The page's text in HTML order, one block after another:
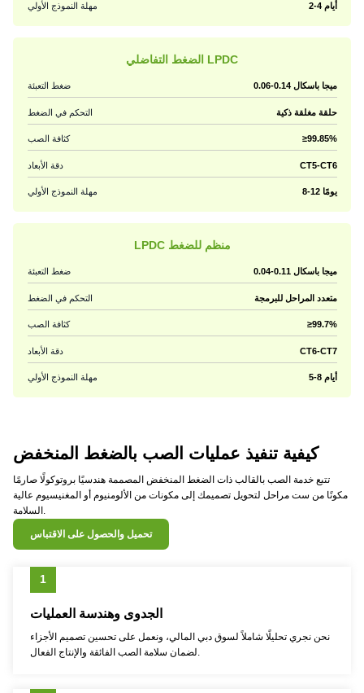
مهلة النموذج الأولي 2-4 أيام
الضغط التفاضلي LPDC
ضغط التعبئة 0.06-0.14 ميجا باسكال
التحكم في الضغط حلقة مغلقة ذكية
كثافة الصب ≥99.85%
دقة الأبعاد CT5-CT6
مهلة النموذج الأولي 8-12 يومًا
LPDC منظم للضغط
ضغط التعبئة 0.04-0.11 ميجا باسكال
التحكم في الضغط متعدد المراحل للبرمجة
كثافة الصب ≥99.7%
دقة الأبعاد CT6-CT7
مهلة النموذج الأولي 5-8 أيام
كيفية تنفيذ عمليات الصب بالضغط المنخفض
تتبع خدمة الصب بالقالب ذات الضغط المنخفض المصممة هندسيًا بروتوكولًا صارمًا
مكونًا من ست مراحل لتحويل تصميمك إلى مكونات من الألومنيوم أو المغنيسيوم عالية
السلامة.
تحميل والحصول على الاقتباس
1
الجدوى وهندسة العمليات
نحن نجري تحليلًا شاملاً لسوق دبي المالي، ونعمل على تحسين تصميم الأجزاء